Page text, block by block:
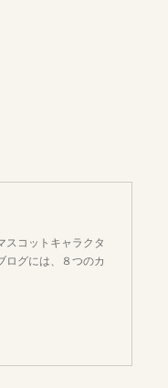
スコットキャラクタ
ログには、８つのカ